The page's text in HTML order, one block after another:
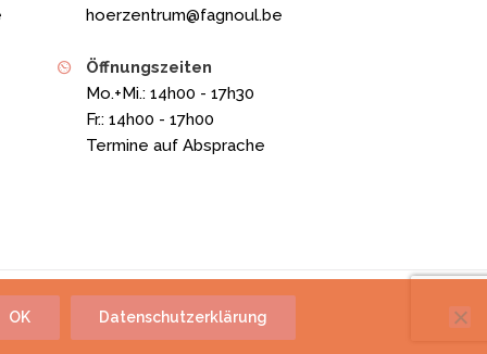
hoerzentrum@fagnoul.be
Öffnungszeiten
Mo.+Mi.: 14h00 - 17h30
Fr.: 14h00 - 17h00
Termine auf Absprache
Indigo
OK Datenschutzerklärung